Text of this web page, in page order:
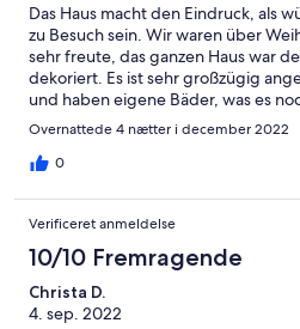
Das Haus macht den Eindruck, als
zu Besuch sein. Wir waren über
sehr freute, das ganzen Haus war
dekoriert. Es ist sehr großzügig
und haben eigene Bäder, was es
Küchenausstattung war perfekt, es
gemütlich. Wir haben dort eine
einmal Urlaub in diesem Haus zu
Option, denn die Gegend um
Vielen Dank!
Overnattede 4 nætter i december 2022
0
Verificeret anmeldelse
10/10 Fremragende
Christa D.
4. sep. 2022